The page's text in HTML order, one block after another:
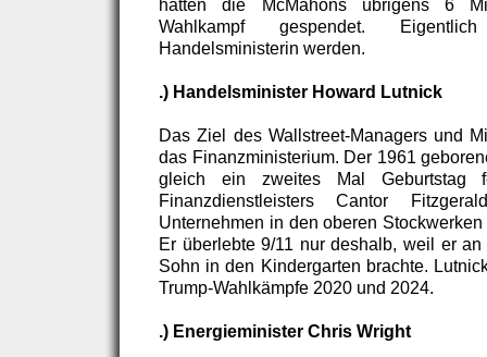
hatten die McMahons übrigens 6
Wahlkampf gespendet.
Handelsministerin werden.
.) Handelsminister Howard Lutnick
Das Ziel des Wallstreet-Managers und
das Finanzministerium. Der 1961
gleich ein zweites Mal Geburtstag
Finanzdienstleisters Cantor
Unternehmen in den oberen
Er überlebte 9/11 nur deshalb, weil er
Sohn in den Kindergarten brachte.
Trump-Wahlkämpfe 2020 und 2024.
.) Energieminister Chris Wright